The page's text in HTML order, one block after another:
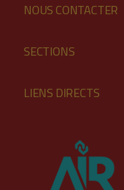
NOUS CONTACTER
SECTIONS
LIENS DIRECTS